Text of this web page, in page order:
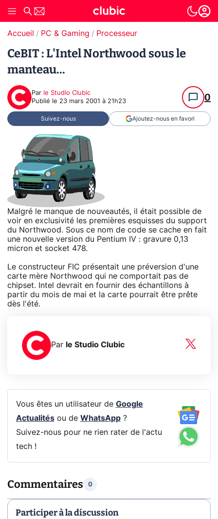
Accueil PC & Gaming Processeur
CeBIT : L'Intel Northwood sous le
manteau...
Par le Studio Clubic
Publié le 23 mars 2001 à 21h23 0
Suivez-nous Ajoutez-nous en favori
Malgré le manque de nouveautés, il était possible de
voir en exclusivité les premières esquisses du support
du Northwood. Sous ce nom de code se cache en fait
une nouvelle version du Pentium IV : gravure 0,13
micron et socket 478.
Le constructeur FIC présentait une préversion d'une
carte mère Northwood qui ne comportait pas de
chipset. Intel devrait en fournir des échantillons à
partir du mois de mai et la carte pourrait être prête
dès l'été.
Par le Studio Clubic
Vous êtes un utilisateur de Google
Actualitésou de WhatsApp?
Suivez-nous pour ne rien rater de l'actu
tech !
Commentaires 0
Participer à la discussion